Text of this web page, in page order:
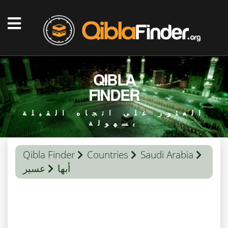
QIBLA
FINDER
العثور على اتجاه القبلة
بسهولة
Qibla Finder Countries
Saudi Arabia
عسير
أبها